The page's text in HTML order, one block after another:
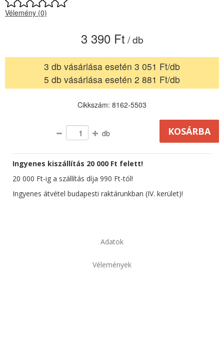
Vélemény (0)
3 390 Ft / db
3 db vásárlása esetén 3 051 Ft/db
5 db vásárlása esetén 2 881 Ft/db
Cikkszám: 8162-5503
db
Ingyenes kiszállítás 20 000 Ft felett!
20 000 Ft-ig a szállítás díja 990 Ft-tól!
Ingyenes átvétel budapesti raktárunkban (IV. kerület)!
Adatok
Vélemények